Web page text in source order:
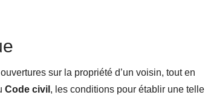
sur la propriété d’un voisin, tout en
Code civil , les conditions pour établir une telle